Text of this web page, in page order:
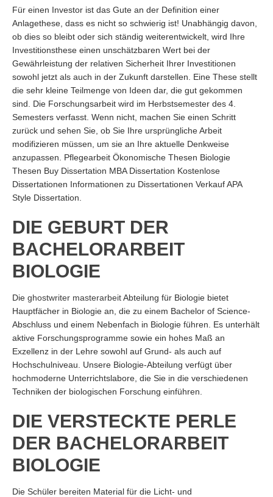
Für einen Investor ist das Gute an der Definition einer
Anlagethese, dass es nicht so schwierig ist! Unabhängig davon,
ob dies so bleibt oder sich ständig weiterentwickelt, wird Ihre
Investitionsthese einen unschätzbaren Wert bei der
Gewährleistung der relativen Sicherheit Ihrer Investitionen
sowohl jetzt als auch in der Zukunft darstellen. Eine These stellt
die sehr kleine Teilmenge von Ideen dar, die gut gekommen
sind. Die Forschungsarbeit wird im Herbstsemester des 4.
Semesters verfasst. Wenn nicht, machen Sie einen Schritt
zurück und sehen Sie, ob Sie Ihre ursprüngliche Arbeit
modifizieren müssen, um sie an Ihre aktuelle Denkweise
anzupassen. Pflegearbeit Ökonomische Thesen Biologie
Thesen Buy Dissertation MBA Dissertation Kostenlose
Dissertationen Informationen zu Dissertationen Verkauf APA
Style Dissertation.
DIE GEBURT DER
BACHELORARBEIT
BIOLOGIE
Die ghostwriter masterarbeitAbteilung für Biologie bietet
Hauptfächer in Biologie an, die zu einem Bachelor of Science-
Abschluss und einem Nebenfach in Biologie führen. Es unterhält
aktive Forschungsprogramme sowie ein hohes Maß an
Exzellenz in der Lehre sowohl auf Grund- als auch auf
Hochschulniveau. Unsere Biologie-Abteilung verfügt über
hochmoderne Unterrichtslabore, die Sie in die verschiedenen
Techniken der biologischen Forschung einführen.
DIE VERSTECKTE PERLE
DER BACHELORARBEIT
BIOLOGIE
Die Schüler bereiten Material für die Licht- und